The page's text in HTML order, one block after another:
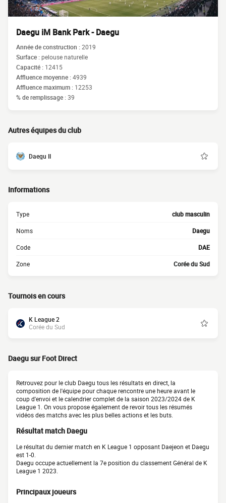
Daegu iM Bank Park - Daegu
Année de construction :2019
Surface :pelouse naturelle
Capacité : 12415
Affluence moyenne :4939
Affluence maximum : 12253
% de remplissage :39
Autres équipes du club
Daegu II
Informations
Type club masculin
Noms Daegu
Code DAE
Zone Corée du Sud
Tournois en cours
K League 2
Corée du Sud
Daegu sur Foot Direct
Retrouvez pour le club Daegu tous les résultats en direct, la
composition de l'équipe pour chaque rencontre une heure avant le
coup d'envoi et le calendrier complet de la saison 2023/2024 de K
League 1. On vous propose également de revoir tous les résumés
vidéos des matchs avec les plus belles actions et les buts.
Résultat match Daegu
Le résultat du dernier match en K League 1 opposant Daejeon et Daegu
est 1-0.
Daegu occupe actuellement la 7e position du classement Général de K
League 1 2023.
Principaux joueurs